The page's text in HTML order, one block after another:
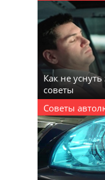
Как не
советы
Советы